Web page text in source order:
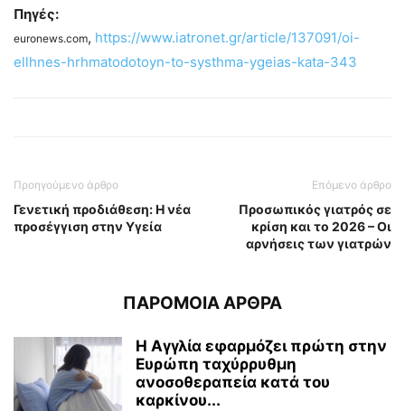
Πηγές:
euronews.com, https://www.iatronet.gr/article/137091/oi-
ellhnes-hrhmatodotoyn-to-systhma-ygeias-kata-343
Προηγούμενο άρθρο
Γενετική προδιάθεση: Η νέα
προσέγγιση στην Υγεία
Επόμενο άρθρο
Προσωπικός γιατρός σε
κρίση και το 2026 – Οι
αρνήσεις των γιατρών
ΠΑΡΟΜΟΙΑ ΑΡΘΡΑ
Η Αγγλία εφαρμόζει πρώτη στην
Ευρώπη ταχύρρυθμη
ανοσοθεραπεία κατά του
καρκίνου...